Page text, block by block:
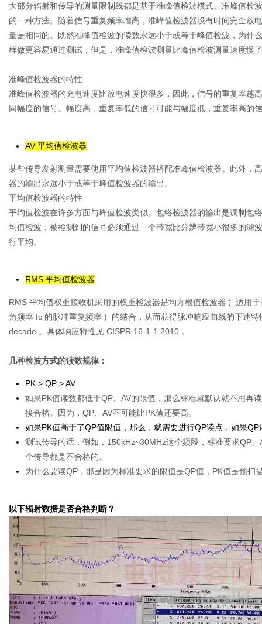
大部分辐射和传导的测量限制线都是基于准峰值检波模式。准峰值
的一种方法。随着信号重复频率增高，准峰值检波器没有时间完全
量是相同的。既然准峰值检波的读数永远小于或等于峰值检波，为
样做更容易通过测试，但是，准峰值检波测量比峰值检波测量速度慢
准峰值检波器的特性
准峰值检波器的充电速度比放电速度快很多，因此，信号的重复率越
同幅度的信号。幅度高，重复率低的信号可能与幅度低，重复率高的
AV 平均值检波器
某些传导发射测量需要使用平均值检波器搭配准峰值检波器。此外
器的输出永远小于或等于峰值检波器的输出。
平均值检波器的特性
平均值检波在许多方面与峰值检波类似。包络检波器的输出是调制包
均值检波，被检测到的信号必须通过一个带宽比分辨带宽小很多的
行平均。
RMS 平均值检波器
RMS 平均值权重接收机采用的权重检波器是均方根值检波器 ( 适用
角频率 fc 的脉冲重复频率 ) 的结合，从而获得脉冲响应曲线的下述
decade 。具体响应特性见 CISPR 16-1-1 2010 。
几种检波方式的读数规律：
PK > QP > AV
如果PK值读数都低于QP、AV的限值，那么标准就默认就不用再
接合格。因为，QP、AV不可能比PK值还要高。
如果PK值高于了QP值限值，那么，就需要进行QP读点，如果
测试传导的话，例如，150kHz~30MHz这个频段，标准要求QP
个传导都是不合格的。
为什么要读QP，那是因为标准要求的限值是QP值，PK值是预扫
以下辐射数据是否合格判断？